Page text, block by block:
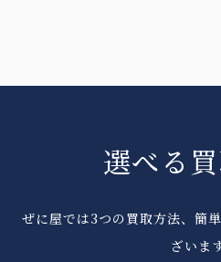
選べる
ぜに屋では3つの買取方法、簡
ざいます